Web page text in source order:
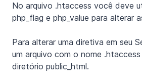
No arquivo .htaccess você deve
php_flag e php_value para alterar
Para alterar uma diretiva em seu
um arquivo com o nome
diretório public_html.